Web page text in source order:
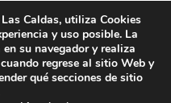
Caldas, utiliza Cookies
y uso posible. La
su navegador y realiza
regrese al sitio Web y
qué secciones de sitio